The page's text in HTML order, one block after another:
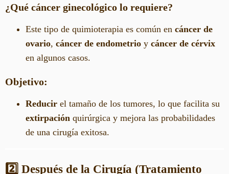
¿Qué cáncer ginecológico lo requiere?
Este tipo de quimioterapia es común en cáncer de
ovario, cáncer de endometrio y cáncer de cérvix
en algunos casos.
Objetivo:
Reducir el tamaño de los tumores, lo que facilita su
extirpación quirúrgica y mejora las probabilidades
de una cirugía exitosa.
2️⃣ Después de la Cirugía (Tratamiento